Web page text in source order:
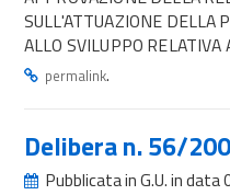
SULL'ATTUAZIONE DELLA
ALLO SVILUPPO
permalink.
Delibera n. 56/
Pubblicata in G.U. in